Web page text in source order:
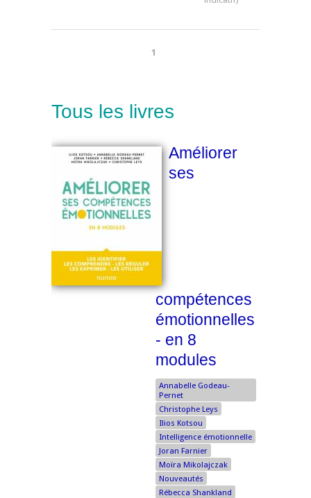
1
Tous les livres
Améliorer
ses
compétences
émotionnelles
- en 8
modules
Annabelle Godeau-
Pernet
Christophe Leys
Ilios Kotsou
Intelligence émotionnelle
Joran Farnier
Moïra Mikolajczak
Nouveautés
Rébecca Shankland